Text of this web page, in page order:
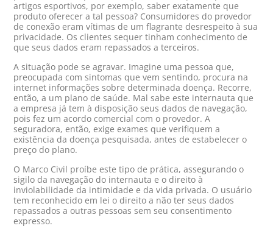
artigos esportivos, por exemplo, saber exatamente que
produto oferecer a tal pessoa? Consumidores do provedor
de conexão eram vítimas de um flagrante desrespeito à sua
privacidade. Os clientes sequer tinham conhecimento de
que seus dados eram repassados a terceiros.
A situação pode se agravar. Imagine uma pessoa que,
preocupada com sintomas que vem sentindo, procura na
internet informações sobre determinada doença. Recorre,
então, a um plano de saúde. Mal sabe este internauta que
a empresa já tem à disposição seus dados de navegação,
pois fez um acordo comercial com o provedor. A
seguradora, então, exige exames que verifiquem a
existência da doença pesquisada, antes de estabelecer o
preço do plano.
O Marco Civil proíbe este tipo de prática, assegurando o
sigilo da navegação do internauta e o direito à
inviolabilidade da intimidade e da vida privada. O usuário
tem reconhecido em lei o direito a não ter seus dados
repassados a outras pessoas sem seu consentimento
expresso.